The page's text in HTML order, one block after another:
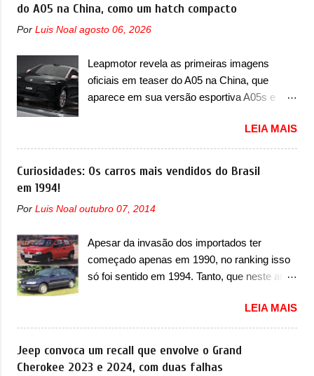
do A05 na China, como um hatch compacto
Por Luis Noal agosto 06, 2026
Leapmotor revela as primeiras imagens
oficiais em teaser do A05 na China, que
aparece em sua versão esportiva A05s e
A Leapmotor vem apresentando uma rápida
expansão na China em termos de portfólio.
Apoiada pela Stellantis, a marca confirmou a
marca revelou as primeiras imagens teaser
versão mais esportiva, o A05s. Previsto para
ser lançado ainda neste ano na China, o
compacto elétrico colocará a Leapmotor para
de compactos, como BYD Dolphin e Geely
EX2. Visualmente, o A05 conta com um
design já visto por outros modelos da marca,
em especial do SUV compacto A10.
LEIA MAIS
Curiosidades: Os carros mais vendidos do Brasil
em 1994!
Por Luis Noal outubro 07, 2014
Apesar da invasão dos importados ter
começado apenas em 1990, no ranking isso
só foi sentido em 1994. Tanto, que neste ano,
ao começar pelo Chevrolet Corsa, o mais
destacado deles no ranking que perdurou no
nosso mercado até início de 2012 e com
certeza foi um grandioso lançamento da
LEIA MAIS
Jeep convoca um recall que envolve o Grand
Cherokee 2023 e 2024, com duas falhas